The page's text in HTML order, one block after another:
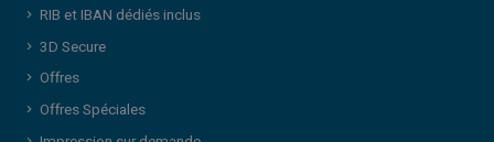
RIB et IBAN dédiés inclus
3D Secure
Offres
Offres Spéciales